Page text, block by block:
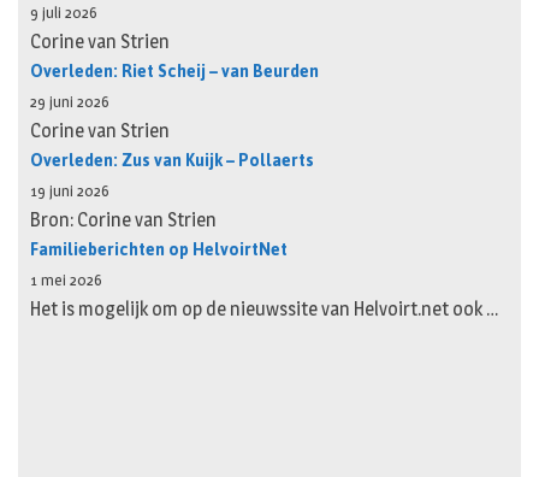
9 juli 2026
Corine van Strien
Overleden: Riet Scheij – van Beurden
29 juni 2026
Corine van Strien
Overleden: Zus van Kuijk – Pollaerts
19 juni 2026
Bron: Corine van Strien
Familieberichten op HelvoirtNet
1 mei 2026
Het is mogelijk om op de nieuwssite van Helvoirt.net ook …